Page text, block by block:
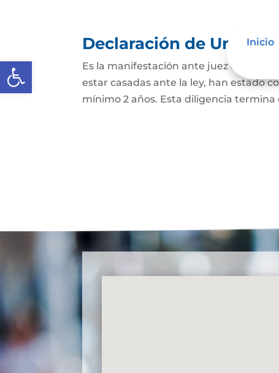
Abrir barra de herramientas
Inicio
Declaración de Unión
Es la manifestación ante juez o
estar casadas ante la ley, han estado
mínimo 2 años. Esta diligencia